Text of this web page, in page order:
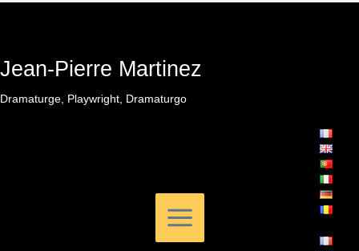
Ir
Jean-Pierre Martinez
Dramaturge, Playwright, Dramaturgo